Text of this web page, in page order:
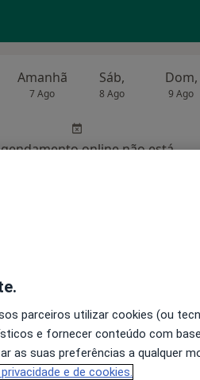
Amanhã
7 Ago
Sáb,
8 Ago
Dom,
9 Ago
online não está
Amanhã
7 Ago
Sáb,
8 Ago
Dom,
9 Ago
parceiros utilizar cookies (ou
e fornecer conteúdo com
as suas preferências a qualquer
e de cookies.